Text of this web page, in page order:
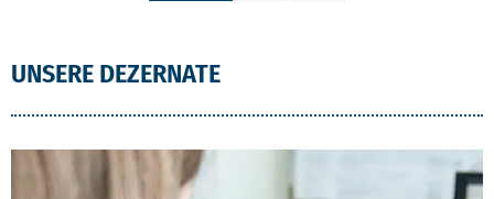
UNSERE DEZERNATE